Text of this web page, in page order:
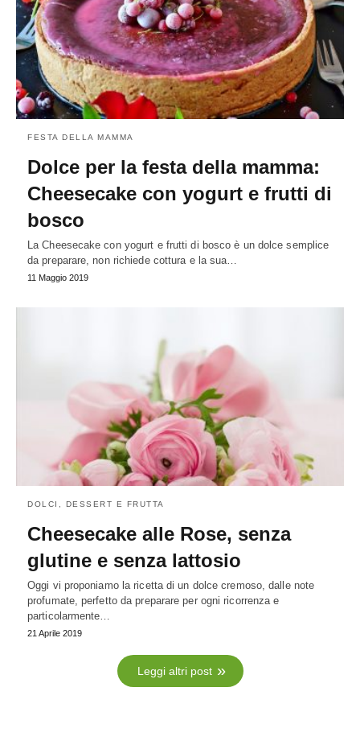
FESTA DELLA MAMMA
Dolce per la festa della mamma:
Cheesecake con yogurt e frutti di
bosco
La Cheesecake con yogurt e frutti di bosco è un dolce semplice
da preparare, non richiede cottura e la sua…
11 Maggio 2019
DOLCI, DESSERT E FRUTTA
Cheesecake alle Rose, senza
glutine e senza lattosio
Oggi vi proponiamo la ricetta di un dolce cremoso, dalle note
profumate, perfetto da preparare per ogni ricorrenza e
particolarmente…
21 Aprile 2019
Leggi altri post